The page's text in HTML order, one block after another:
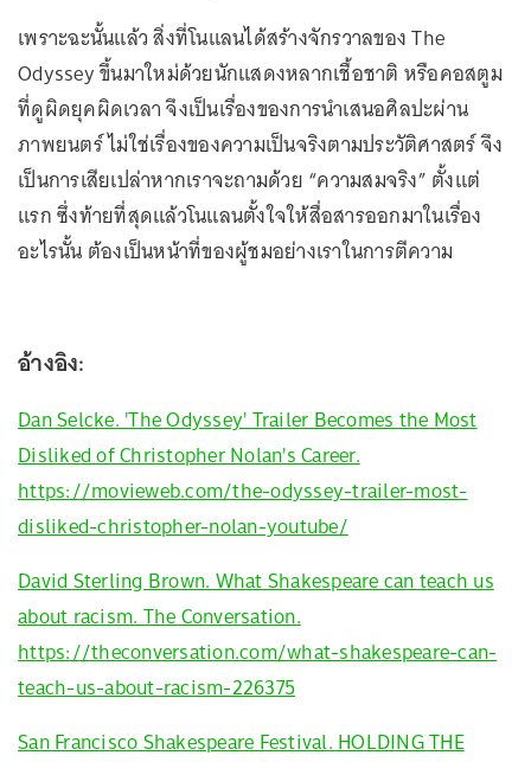
เพราะฉะนั้นแล้ว สิ่งที่โนแลนได้สร้างจักรวาลของ The
Odyssey ขึ้นมาใหม่ด้วยนักแสดงหลากเชื้อชาติ หรือคอสตูม
ที่ดูผิดยุคผิดเวลา จึงเป็นเรื่องของการนำเสนอศิลปะผ่าน
ภาพยนตร์ ไม่ใช่เรื่องของความเป็นจริงตามประวัติศาสตร์ จึง
เป็นการเสียเปล่าหากเราจะถามด้วย “ความสมจริง” ตั้งแต่
แรก ซึ่งท้ายที่สุดแล้วโนแลนตั้งใจให้สื่อสารออกมาในเรื่อง
อะไรนั้น ต้องเป็นหน้าที่ของผู้ชมอย่างเราในการตีความ
อ้างอิง:
Dan Selcke. 'The Odyssey' Trailer Becomes the Most
Disliked of Christopher Nolan's Career.
https://movieweb.com/the-odyssey-trailer-most-
disliked-christopher-nolan-youtube/
David Sterling Brown. What Shakespeare can teach us
about racism. The Conversation.
https://theconversation.com/what-shakespeare-can-
teach-us-about-racism-226375
San Francisco Shakespeare Festival. HOLDING THE